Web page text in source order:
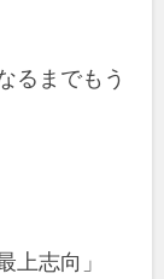
るまでもう
上志向」